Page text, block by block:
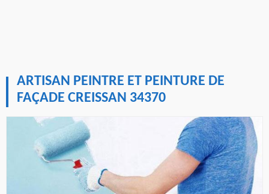
ARTISAN PEINTRE ET PEINTURE DE
FAÇADE CREISSAN 34370